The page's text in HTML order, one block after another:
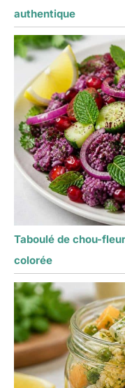
authentique
Taboulé de chou-
colorée